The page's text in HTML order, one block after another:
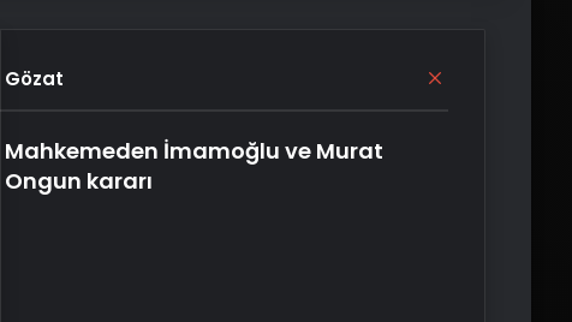
Gözat
Mahkemeden İmamoğlu ve Murat
Ongun kararı